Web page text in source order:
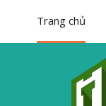
Trang chủ